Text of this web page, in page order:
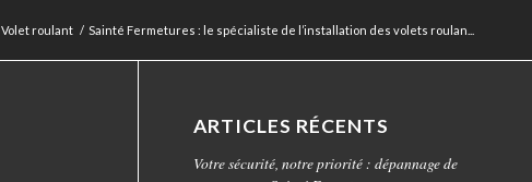
Volet roulant / Sainté Fermetures : le spécialiste de l’installation des volets roulan...
ARTICLES RÉCENTS
Votre sécurité, notre priorité : dépannage de